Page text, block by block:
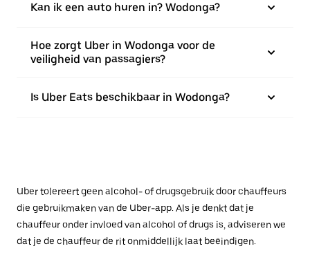
Kan ik een auto huren in? Wodonga?
Hoe zorgt Uber in Wodonga voor de
veiligheid van passagiers?
Is Uber Eats beschikbaar in Wodonga?
Uber tolereert geen alcohol- of drugsgebruik door chauffeurs
die gebruikmaken van de Uber-app. Als je denkt dat je
chauffeur onder invloed van alcohol of drugs is, adviseren we
dat je de chauffeur de rit onmiddellijk laat beëindigen.